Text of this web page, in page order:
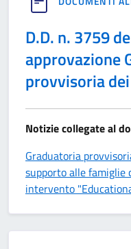
D.D. n. 3759
approvazione
provvisoria
Notizie collegate al
Graduatoria
supporto alle
intervento